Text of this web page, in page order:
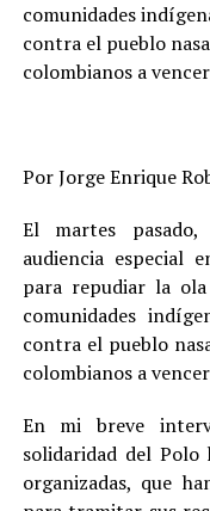
comunidades
contra el pueblo
colombianos a
Por Jorge Enrique
El martes pasado,
audiencia especial
para repudiar la ola
comunidades
contra el pueblo
colombianos a
En mi breve
solidaridad del Polo
organizadas, que